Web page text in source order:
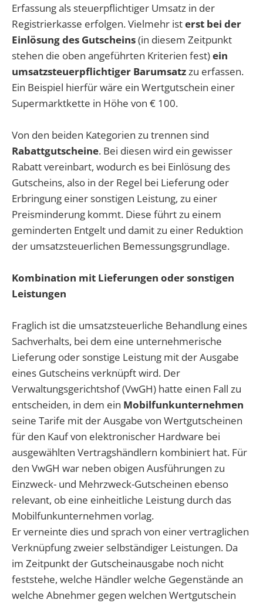
Erfassung als steuerpflichtiger Umsatz in der
Registrierkasse erfolgen. Vielmehr isterst bei der
Einlösung des Gutscheins(in diesem Zeitpunkt
stehen die oben angeführten Kriterien fest)ein
umsatzsteuerpflichtiger Barumsatzzu erfassen.
Ein Beispiel hierfür wäre ein Wertgutschein einer
Supermarktkette in Höhe von € 100.
Von den beiden Kategorien zu trennen sind
Rabattgutscheine. Bei diesen wird ein gewisser
Rabatt vereinbart, wodurch es bei Einlösung des
Gutscheins, also in der Regel bei Lieferung oder
Erbringung einer sonstigen Leistung, zu einer
Preisminderung kommt. Diese führt zu einem
geminderten Entgelt und damit zu einer Reduktion
der umsatzsteuerlichen Bemessungsgrundlage.
Kombination mit Lieferungen oder sonstigen
Leistungen
Fraglich ist die umsatzsteuerliche Behandlung eines
Sachverhalts, bei dem eine unternehmerische
Lieferung oder sonstige Leistung mit der Ausgabe
eines Gutscheins verknüpft wird. Der
Verwaltungsgerichtshof (VwGH) hatte einen Fall zu
entscheiden, in dem ein Mobilfunkunternehmen
seine Tarife mit der Ausgabe von Wertgutscheinen
für den Kauf von elektronischer Hardware bei
ausgewählten Vertragshändlern kombiniert hat. Für
den VwGH war neben obigen Ausführungen zu
Einzweck- und Mehrzweck-Gutscheinen ebenso
relevant, ob eine einheitliche Leistung durch das
Mobilfunkunternehmen vorlag.
Er verneinte dies und sprach von einer vertraglichen
Verknüpfung zweier selbständiger Leistungen. Da
im Zeitpunkt der Gutscheinausgabe noch nicht
feststehe, welche Händler welche Gegenstände an
welche Abnehmer gegen welchen Wertgutschein